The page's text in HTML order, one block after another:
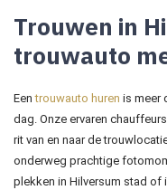
Trouwen in
trouwauto
Eentrouwauto huren is meer
dag. Onze ervaren
rit van en naar de
onderweg prachtige
plekken in Hilversum stad of